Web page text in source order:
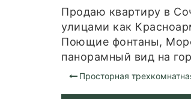
Продаю квартиру в
улицами как
Поющие фонтаны,
панорамный вид на
Просторная